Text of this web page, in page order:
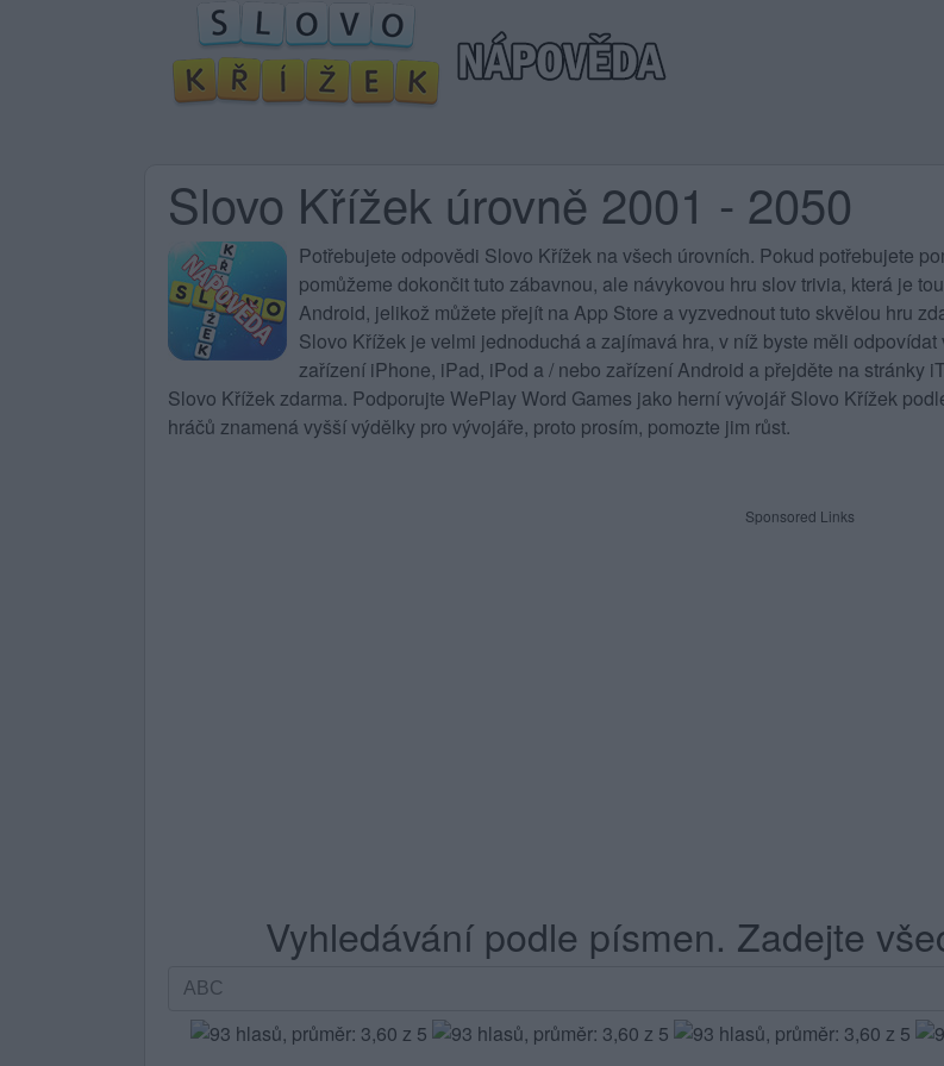
Slovo Křížek úrovně 2001 - 2050
Potřebujete odpovědi Slovo Křížek na všech úrovních. Pokud potřebujete
pomůžeme dokončit tuto zábavnou, ale návykovou hru slov trivia, která je
Android, jelikož můžete přejít na App Store a vyzvednout tuto skvělou hru
Slovo Křížek je velmi jednoduchá a zajímavá hra, v níž byste měli
zařízení iPhone, iPad, iPod a / nebo zařízení Android a přejděte na stránky
Slovo Křížek zdarma. Podporujte WePlay Word Games jako herní vývojář Slovo Křížek
hráčů znamená vyšší výdělky pro vývojáře, proto prosím, pomozte jim růst.
Sponsored Links
Vyhledávání podle písmen. Zadejte
Vyhledávání
písmen.